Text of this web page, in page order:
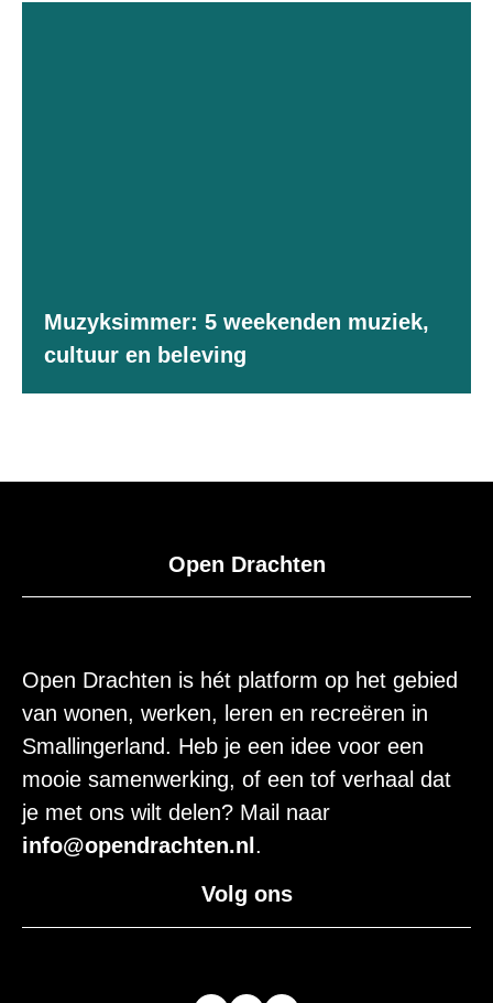
Muzyksimmer: 5 weekenden muziek,
cultuur en beleving
Open Drachten
Open Drachten is hét platform op het gebied
van wonen, werken, leren en recreëren in
Smallingerland. Heb je een idee voor een
mooie samenwerking, of een tof verhaal dat
je met ons wilt delen? Mail naar
info@opendrachten.nl .
Volg ons